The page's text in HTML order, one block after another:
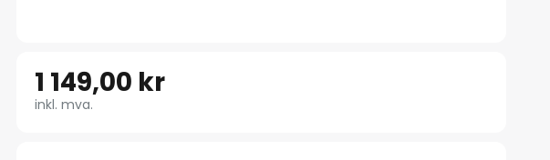
1 149,00 kr
inkl. mva.